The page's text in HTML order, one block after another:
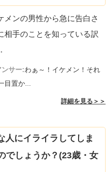
メンの男性から急に告白さ
相手のことを知っている訳
サー:わぁ～！イケメン！それ
目置か...
詳細を見る＞＞
人にイライラしてしま
でしょうか？(23歳・女